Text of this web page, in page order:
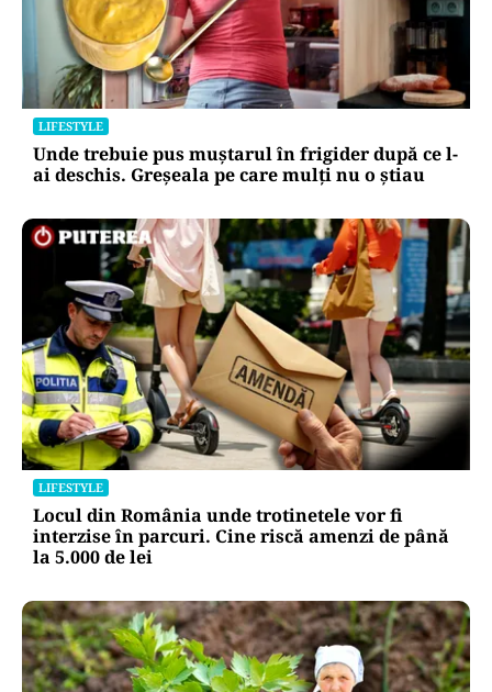
LIFESTYLE
Unde trebuie pus muștarul în frigider după ce l-
ai deschis. Greșeala pe care mulți nu o știau
LIFESTYLE
Locul din România unde trotinetele vor fi
interzise în parcuri. Cine riscă amenzi de până
la 5.000 de lei